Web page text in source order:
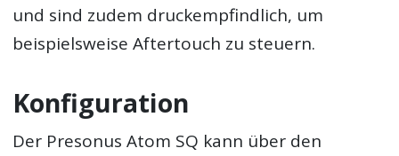
und sind zudem druckempfindlich, um
beispielsweise Aftertouch zu steuern.
Konfiguration
Der Presonus Atom SQ kann über den